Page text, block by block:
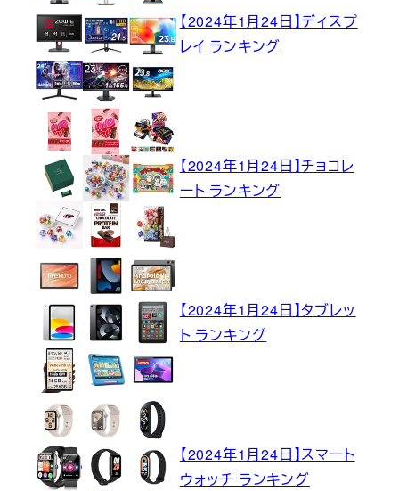
【2024年1月24日】ディスプ
レイ ランキング
【2024年1月24日】チョコレ
ート ランキング
【2024年1月24日】タブレッ
ト ランキング
【2024年1月24日】スマート
ウォッチ ランキング